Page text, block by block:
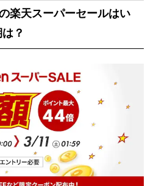
楽天スーパーセールはい
？